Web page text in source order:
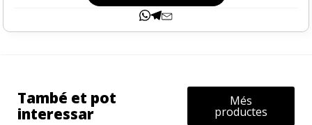
També et pot
interessar
Més
productes